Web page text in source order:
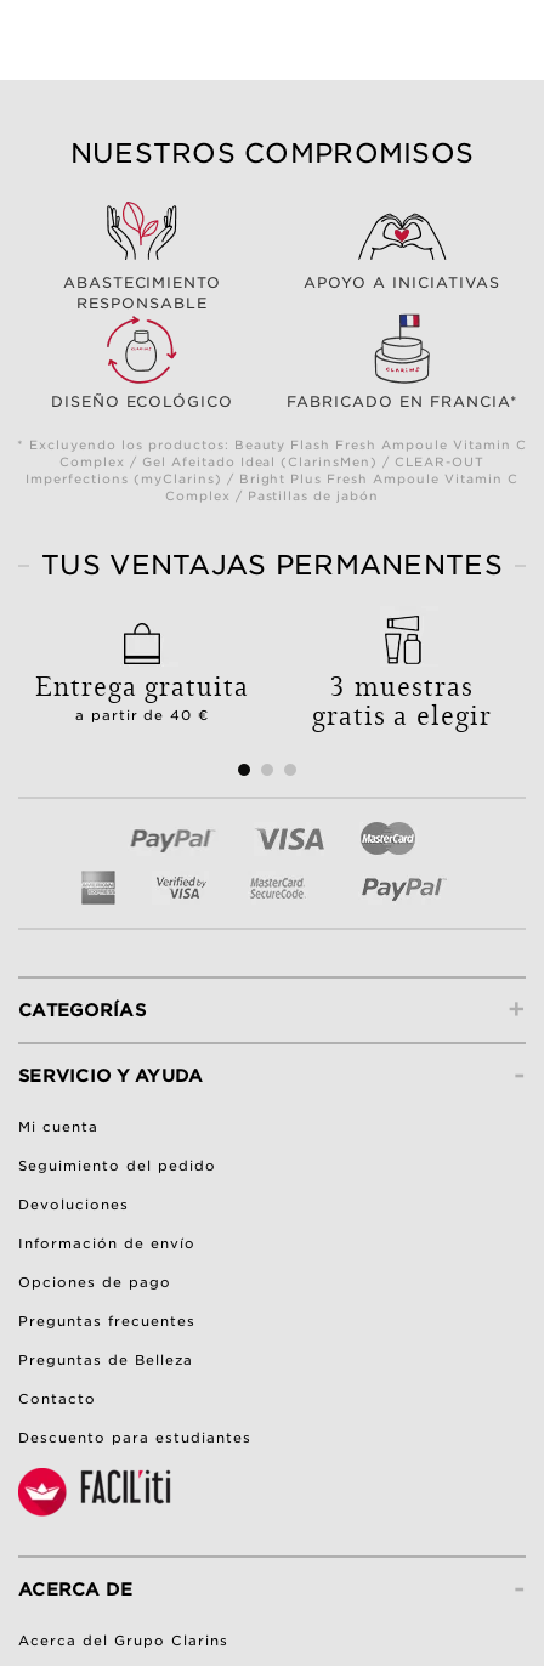
NUESTROS COMPROMISOS
ABASTECIMIENTO
RESPONSABLE
APOYO A INICIATIVAS
DISEÑO ECOLÓGICO FABRICADO EN FRANCIA*
* Excluyendo los productos: Beauty Flash Fresh Ampoule Vitamin C
Complex / Gel Afeitado Ideal (ClarinsMen) / CLEAR-OUT
Imperfections (myClarins) / Bright Plus Fresh Ampoule Vitamin C
Complex / Pastillas de jabón
TUS VENTAJAS PERMANENTES
Entrega gratuita
a partir de 40 €
3 muestras
gratis a elegir
+
CATEGORÍAS
-
SERVICIO Y AYUDA
Mi cuenta
Seguimiento del pedido
Devoluciones
Información de envío
Opciones de pago
Preguntas frecuentes
Preguntas de Belleza
Contacto
Descuento para estudiantes
-
ACERCA DE
Acerca del Grupo Clarins